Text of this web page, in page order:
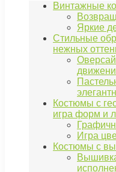
Винтажные
Яркие
Стильные
нежных
Костюмы с
игра форм и
Игра
Костюмы с